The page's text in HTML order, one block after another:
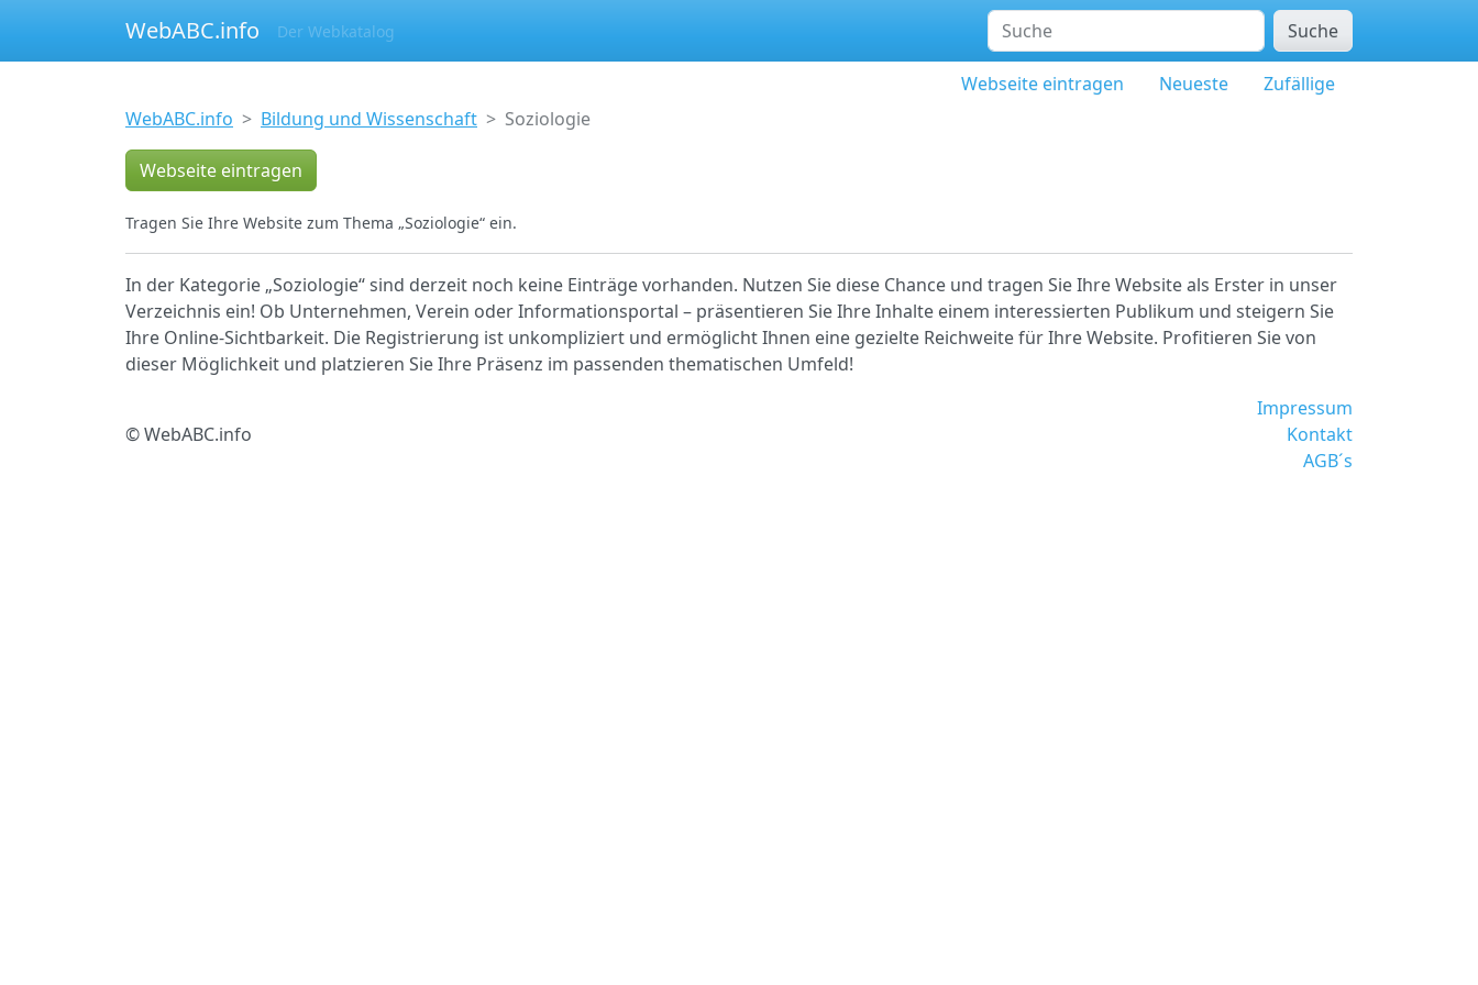
WebABC.info Der Webkatalog Suche
Webseite eintragen Neueste
Zufällige
WebABC.info
Bildung und Wissenschaft Soziologie
Webseite eintragen
Tragen Sie Ihre Website zum Thema „Soziologie“ ein.
In der Kategorie „Soziologie“ sind derzeit noch keine Einträge vorhanden. Nutzen Sie diese Chance und tragen Sie Ihre Website als Erster in unser
Verzeichnis ein! Ob Unternehmen, Verein oder Informationsportal – präsentieren Sie Ihre Inhalte einem interessierten Publikum und steigern Sie
Ihre Online-Sichtbarkeit. Die Registrierung ist unkompliziert und ermöglicht Ihnen eine gezielte Reichweite für Ihre Website. Profitieren Sie von
dieser Möglichkeit und platzieren Sie Ihre Präsenz im passenden thematischen Umfeld!
© WebABC.info
Impressum
Kontakt
AGB´s